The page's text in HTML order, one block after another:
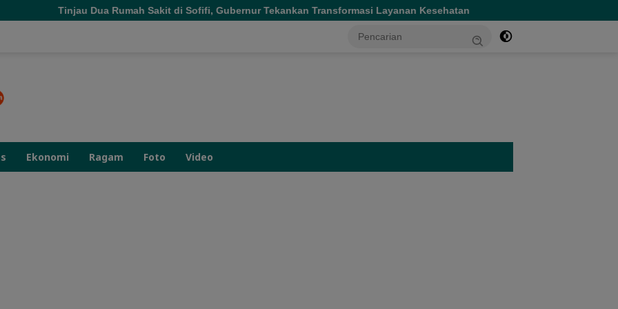
Rumah Sakit di Sofifi, Gubernur Tekankan Transformasi Layanan Kesehatan Gubernur Sherly Tinjau Revitalisasi SMAN
Ekonomi Ragam Foto Video